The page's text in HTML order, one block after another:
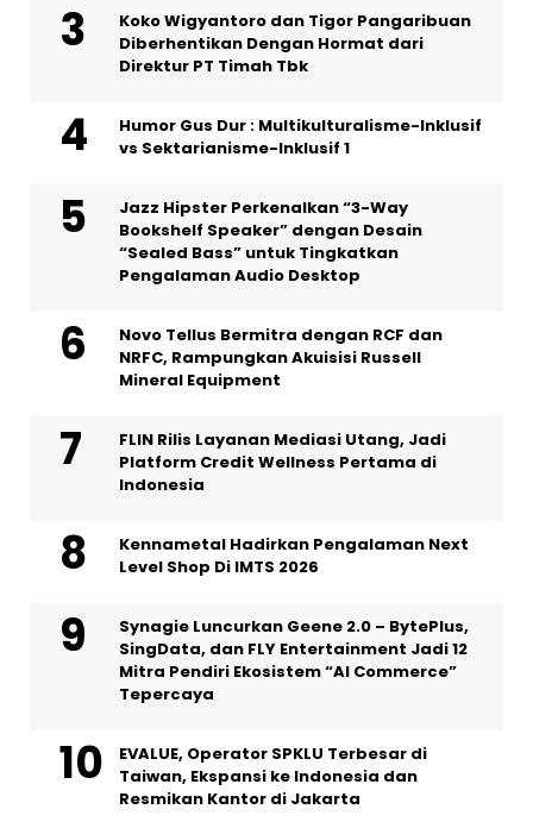
Koko Wigyantoro dan Tigor Pangaribuan
Diberhentikan Dengan Hormat dari
Direktur PT Timah Tbk
Humor Gus Dur : Multikulturalisme-Inklusif
vs Sektarianisme-Inklusif 1
Jazz Hipster Perkenalkan “3-Way
Bookshelf Speaker” dengan Desain
“Sealed Bass” untuk Tingkatkan
Pengalaman Audio Desktop
Novo Tellus Bermitra dengan RCF dan
NRFC, Rampungkan Akuisisi Russell
Mineral Equipment
FLIN Rilis Layanan Mediasi Utang, Jadi
Platform Credit Wellness Pertama di
Indonesia
Kennametal Hadirkan Pengalaman Next
Level Shop Di IMTS 2026
Synagie Luncurkan Geene 2.0 – BytePlus,
SingData, dan FLY Entertainment Jadi 12
Mitra Pendiri Ekosistem “AI Commerce”
Tepercaya
EVALUE, Operator SPKLU Terbesar di
Taiwan, Ekspansi ke Indonesia dan
Resmikan Kantor di Jakarta